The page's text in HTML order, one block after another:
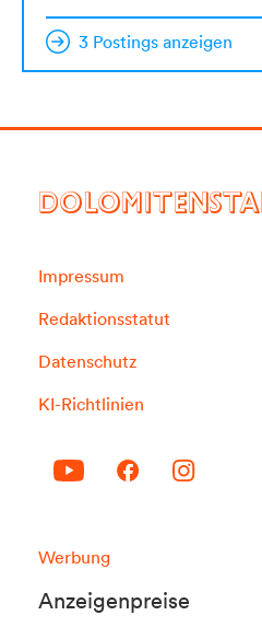
3 Postings anzeigen
Impressum
Redaktionsstatut
Datenschutz
KI-Richtlinien
Werbung
Anzeigenpreise